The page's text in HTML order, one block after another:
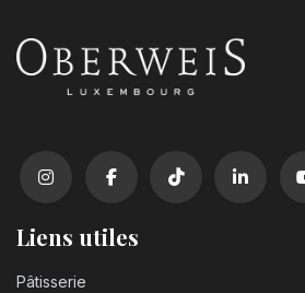
Liens utiles
Pâtisserie